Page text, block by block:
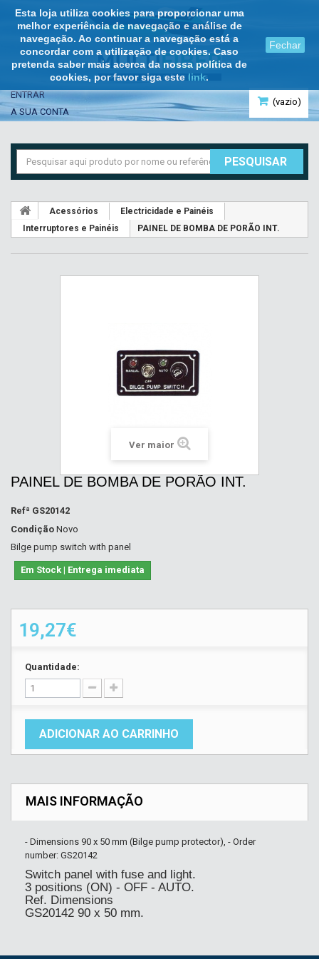
Esta loja utiliza cookies para proporcionar uma
melhor experiência de navegação e análise de
navegação. Ao continuar a navegação está a
concordar com a utilização de cookies. Caso
pretenda saber mais acerca da nossa política de
cookies, por favor siga este link.
Fechar
(vazio)
ENTRAR
A SUA CONTA
PESQUISAR
Acessórios
Electricidade e Painéis
Interruptores e Painéis
PAINEL DE BOMBA DE PORÃO INT.
Ver maior
PAINEL DE BOMBA DE PORÃO INT.
Refª GS20142
Condição Novo
Bilge pump switch with panel
Em Stock | Entrega imediata
19,27€
Quantidade:
ADICIONAR AO CARRINHO
MAIS INFORMAÇÃO
- Dimensions 90 x 50 mm (Bilge pump protector), - Order
number: GS20142
Switch panel with fuse and light.
3 positions (ON) - OFF - AUTO.
Ref. Dimensions
GS20142 90 x 50 mm.